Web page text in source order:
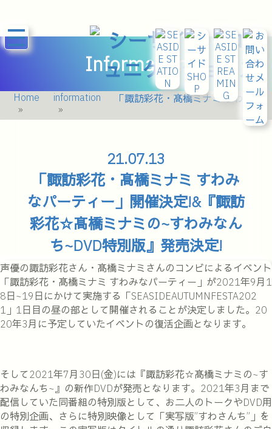
Information
Home information
21.07.13
「諏訪彩花・髙橋ミナミ すわみ
なパーティー」開催決定!&『諏訪
彩花☆髙橋ミナミの~すわみなん
ち~DVD特別版』発売決定!
声優の諏訪彩花さん・髙橋ミナミさんのコンビによるイベント
「諏訪彩花・髙橋ミナミ すわみなパーティー」が2021年9月1
8日~19日にかけて実施する「SEASIDEAUTUMNFESTA202
1」1日目の昼の部として開催されることが決定しました。20
20年3月に予定していたイベントの復活企画となります。
そして2021年7月30日(金)には『諏訪彩花☆髙橋ミナミの~す
わみなんち~』の新作DVDが発売となります。2021年3月まで
配信していた同番組の特別版として、お二人のトークやDVD用
の特別企画、さらに特別映像として「実写版”すわさんち”」を